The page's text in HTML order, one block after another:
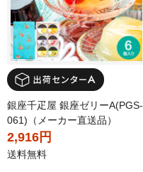
銀座千疋屋 銀座ゼリーA(PGS-
061)（メーカー直送品）
2,916円
送料無料